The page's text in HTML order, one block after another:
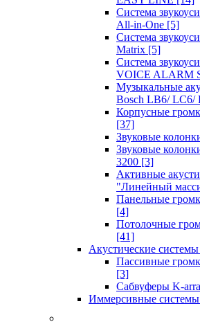
Система
All-in-One [5]
Система
Matrix [5]
Система
VOICE ALARM
Музыкальные
Bosch LB6/ LC6/
Корпусные
[37]
Звуковые
Звуковые
3200 [3]
Активные
"Линейный
Панельные
[4]
Потолочные
[41]
Акустические
Пассивные
[3]
Сабвуферы K-
Иммерсивные